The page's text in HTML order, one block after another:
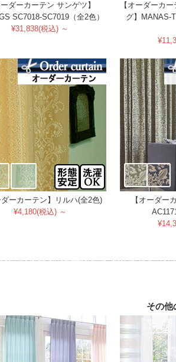
ーダーカーテン サンゲツ】
SC7018-SC7019（全2色）
¥31,838(税込) ～
【オーダーカ
グ】MANAS-
ダーカーテン】リルハ(全2色)
¥4,180(税込) ～
【オーダー
その他